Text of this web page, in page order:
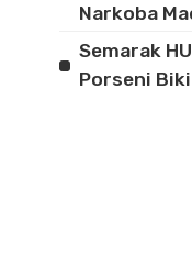
Narkoba
Semarak
Porseni